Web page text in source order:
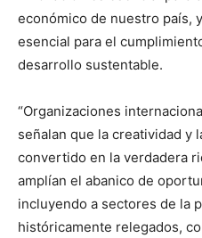
económico de nuestro país,
esencial para el
desarrollo sustentable.
“Organizaciones
señalan que la creatividad y
convertido en la verdadera
amplían el abanico de
incluyendo a sectores de la
históricamente relegados,